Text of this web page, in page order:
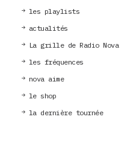
les playlists
actualités
La grille de Radio Nova
les fréquences
nova aime
le shop
la dernière tournée